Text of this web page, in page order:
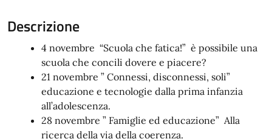
Descrizione
4 novembre “Scuola che fatica!” è possibile una
scuola che concili dovere e piacere?
21 novembre ” Connessi, disconnessi, soli”
educazione e tecnologie dalla prima infanzia
all’adolescenza.
28 novembre ” Famiglie ed educazione” Alla
ricerca della via della coerenza.